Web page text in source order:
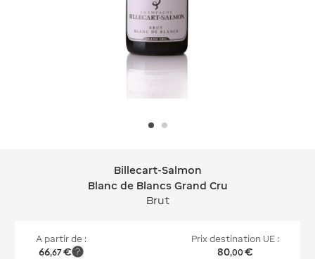
Billecart-Salmon Blanc de Blancs
Billecart-Salmon
Blanc de Blancs Grand Cru
Brut
A partir de :
66,67€
Prix destination UE :
80,00 €